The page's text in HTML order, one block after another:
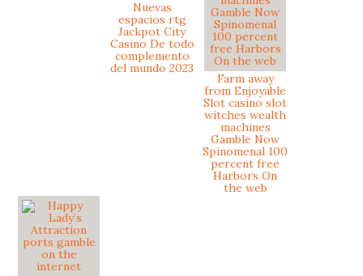
Nuevas
espacios rtg
Jackpot City
Casino De todo
complemento
del mundo 2023
Farm away
from Enjoyable
Slot casino slot
witches wealth
machines
Gamble Now
Spinomenal 100
percent free
Harbors On
the web